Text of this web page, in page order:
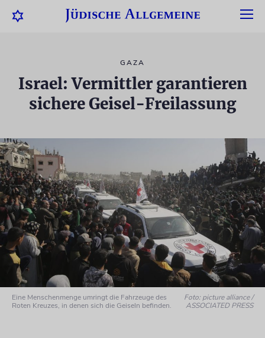
GAZA
Israel: Vermittler garantieren
sichere Geisel-Freilassung
Eine Menschenmenge umringt die Fahrzeuge des
Roten Kreuzes, in denen sich die Geiseln befinden.
Foto: picture alliance /
ASSOCIATED PRESS